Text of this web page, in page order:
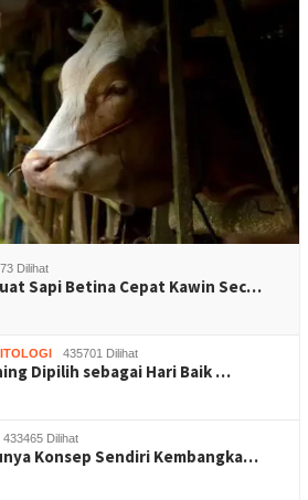
Dilihat
Sapi Betina Cepat Kawin Sec…
435701 Dilihat
Dipilih sebagai Hari Baik …
433465 Dilihat
Konsep Sendiri Kembangka…